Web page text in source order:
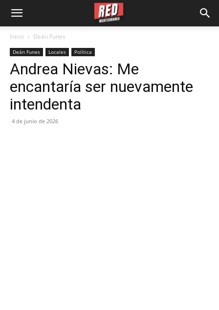
Inicio Deán Funes
Deán Funes Locales Política
Andrea Nievas: Me
encantaría ser nuevamente
intendenta
4 de junio de 2026